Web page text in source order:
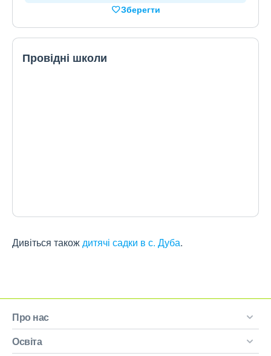
Зберегти
Провідні школи
Дивіться такождитячі садки в с. Дуба.
Про нас
Освіта